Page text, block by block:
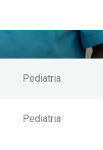
Pediatria
Pediatria